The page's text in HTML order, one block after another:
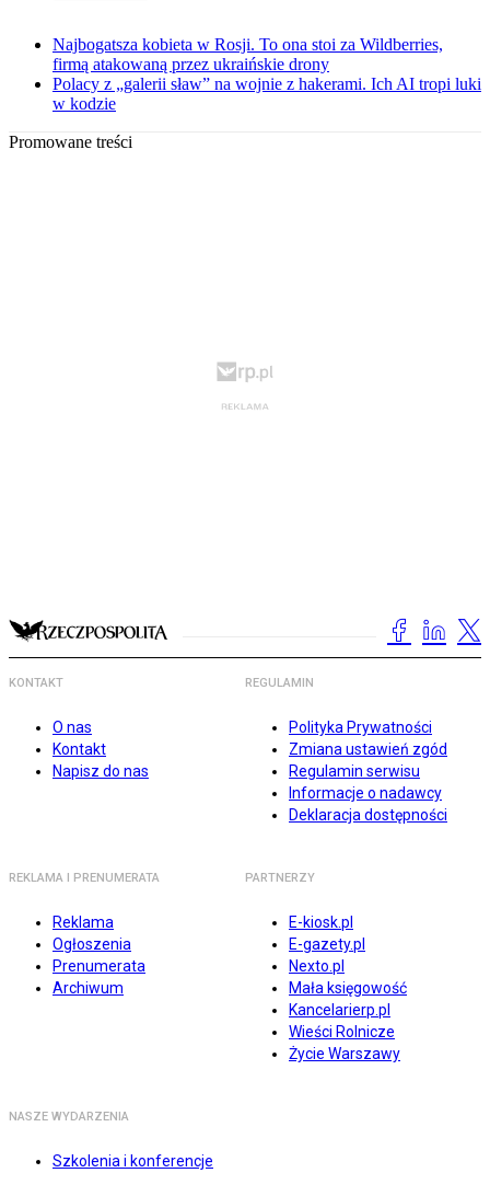
Najbogatsza kobieta w Rosji. To ona stoi za Wildberries,
firmą atakowaną przez ukraińskie drony
Polacy z „galerii sław” na wojnie z hakerami. Ich AI tropi luki
w kodzie
Promowane treści
KONTAKT
O nas
Kontakt
Napisz do nas
REGULAMIN
Polityka Prywatności
Zmiana ustawień zgód
Regulamin serwisu
Informacje o nadawcy
Deklaracja dostępności
REKLAMA I PRENUMERATA
Reklama
Ogłoszenia
Prenumerata
Archiwum
PARTNERZY
E-kiosk.pl
E-gazety.pl
Nexto.pl
Mała księgowość
Kancelarierp.pl
Wieści Rolnicze
Życie Warszawy
NASZE WYDARZENIA
Szkolenia i konferencje